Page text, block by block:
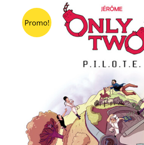
Promo!